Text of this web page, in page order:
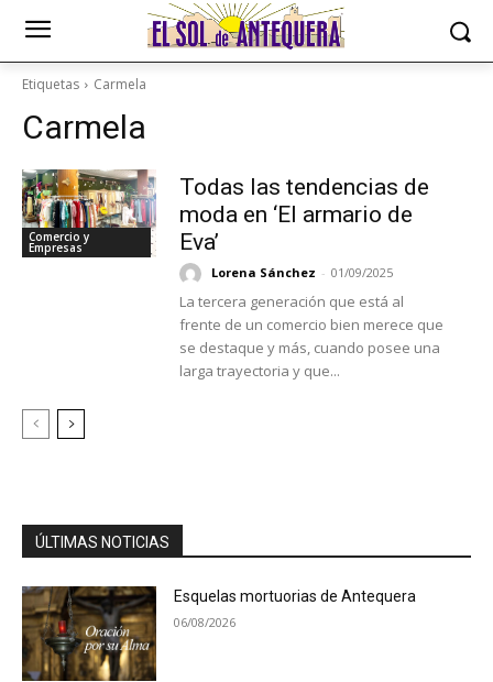
Etiquetas Carmela
Carmela
Comercio y
Empresas
Todas las tendencias de
moda en ‘El armario de
Eva’
Lorena Sánchez - 01/09/2025
La tercera generación que está al
frente de un comercio bien merece que
se destaque y más, cuando posee una
larga trayectoria y que...
ÚLTIMAS NOTICIAS
Esquelas mortuorias de Antequera
06/08/2026